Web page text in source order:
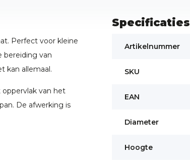
Perfect voor kleine
bereiding van
kan allemaal.
van het
De afwerking is
Specificaties
Artikelnummer
SKU
EAN
Diameter
Hoogte